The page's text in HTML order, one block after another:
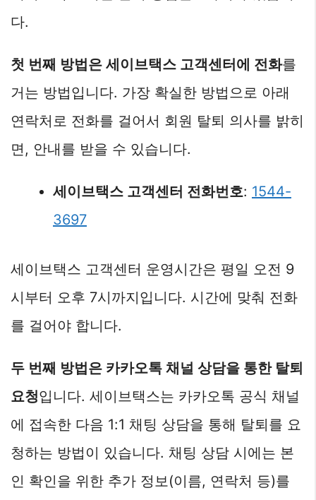
다.
첫 번째 방법은 세이브택스 고객센터에 전화를
거는 방법입니다. 가장 확실한 방법으로 아래
연락처로 전화를 걸어서 회원 탈퇴 의사를 밝히
면, 안내를 받을 수 있습니다.
세이브택스 고객센터 전화번호: 1544-
3697
세이브택스 고객센터 운영시간은 평일 오전 9
시부터 오후 7시까지입니다. 시간에 맞춰 전화
를 걸어야 합니다.
두 번째 방법은 카카오톡 채널 상담을 통한 탈퇴
요청입니다. 세이브택스는 카카오톡 공식 채널
에 접속한 다음 1:1 채팅 상담을 통해 탈퇴를 요
청하는 방법이 있습니다. 채팅 상담 시에는 본
인 확인을 위한 추가 정보(이름, 연락처 등)를